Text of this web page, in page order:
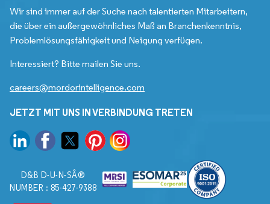
Wir sind immer auf der Suche nach talentierten Mitarbeitern,
die über ein außergewöhnliches Maß an Branchenkenntnis,
Problemlösungsfähigkeit und Neigung verfügen.
Interessiert? Bitte mailen Sie uns.
careers@mordorintelligence.com
JETZT MIT UNS IN VERBINDUNG TRETEN
D&B D-U-N-SÂ®
NUMBER : 85-427-9388